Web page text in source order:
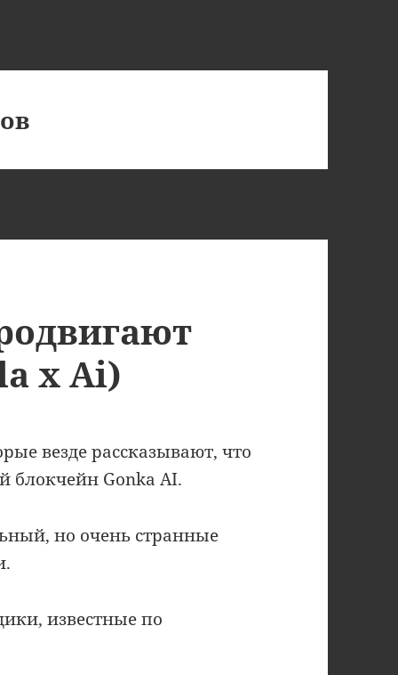
x Ai)
везде рассказывают, что
блокчейн Gonka AI.
но очень странные
известные по